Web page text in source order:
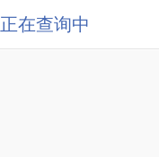
正在查询中